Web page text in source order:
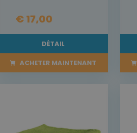
€ 17,00
DÉTAIL
ACHETER MAINTENANT